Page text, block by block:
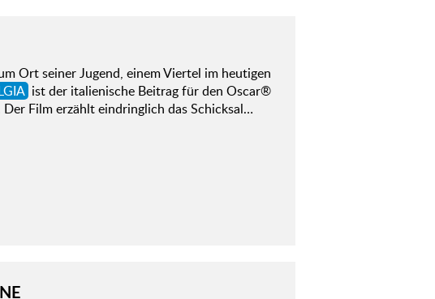
Ort seiner Jugend, einem Viertel im heutigen
ist der italienische Beitrag für den Oscar®
Film erzählt eindringlich das Schicksal…